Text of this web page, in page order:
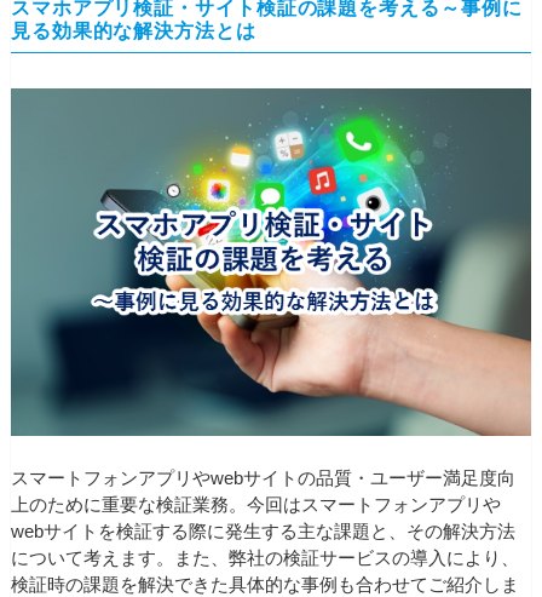
スマホアプリ検証・サイト検証の課題を考える～事例に
見る効果的な解決方法とは
スマートフォンアプリやwebサイトの品質・ユーザー満足度向
上のために重要な検証業務。今回はスマートフォンアプリや
webサイトを検証する際に発生する主な課題と、その解決方法
について考えます。また、弊社の検証サービスの導入により、
検証時の課題を解決できた具体的な事例も合わせてご紹介しま